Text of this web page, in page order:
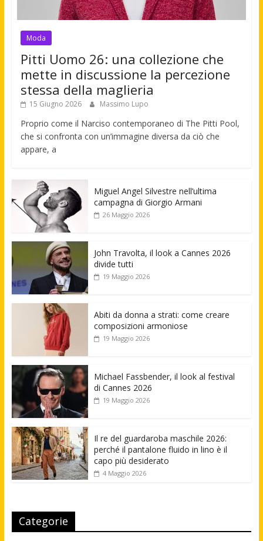
Moda
Pitti Uomo 26: una collezione che
mette in discussione la percezione
stessa della maglieria
15 Giugno 2026 Massimo Lupo
Proprio come il Narciso contemporaneo di The Pitti Pool,
che si confronta con un’immagine diversa da ciò che
appare, a
Miguel Angel Silvestre nell’ultima
campagna di Giorgio Armani
26 Maggio 2026
John Travolta, il look a Cannes 2026
divide tutti
19 Maggio 2026
Abiti da donna a strati: come creare
composizioni armoniose
19 Maggio 2026
Michael Fassbender, il look al festival
di Cannes 2026
19 Maggio 2026
Il re del guardaroba maschile 2026:
perché il pantalone fluido in lino è il
capo più desiderato
4 Maggio 2026
Categorie